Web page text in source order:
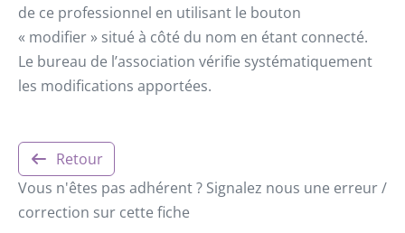
de ce professionnel en utilisant le bouton
« modifier » situé à côté du nom en étant connecté.
Le bureau de l’association vérifie systématiquement
les modifications apportées.
Retour
Vous n'êtes pas adhérent ? Signalez nous une erreur /
correction sur cette fiche